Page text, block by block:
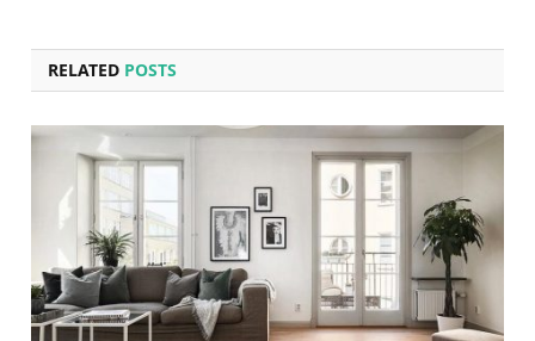
RELATED POSTS